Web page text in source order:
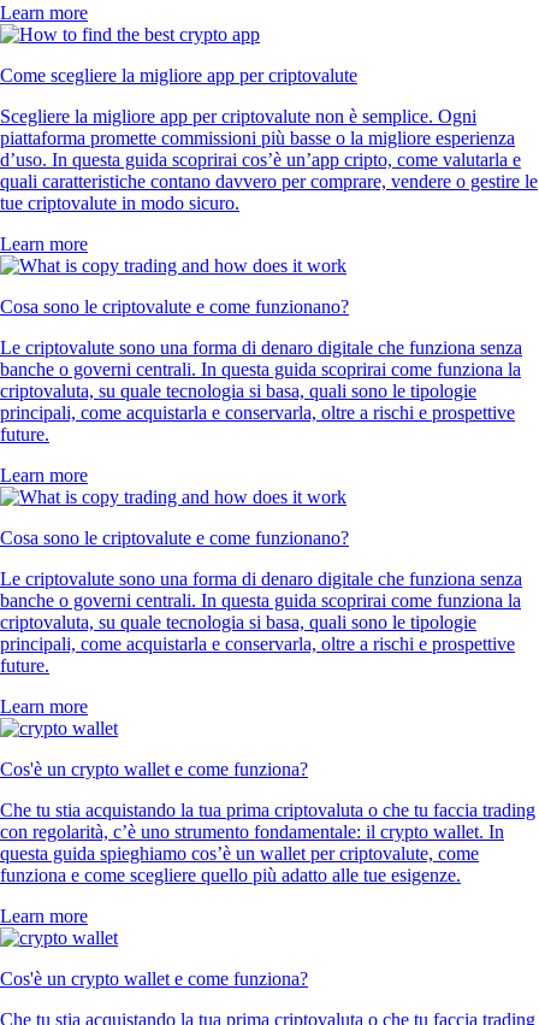
Learn more
Come scegliere la migliore app per criptovalute
Scegliere la migliore app per criptovalute non è semplice. Ogni
piattaforma promette commissioni più basse o la migliore esperienza
d’uso. In questa guida scoprirai cos’è un’app cripto, come valutarla e
quali caratteristiche contano davvero per comprare, vendere o gestire le
tue criptovalute in modo sicuro.
Learn more
Cosa sono le criptovalute e come funzionano?
Le criptovalute sono una forma di denaro digitale che funziona senza
banche o governi centrali. In questa guida scoprirai come funziona la
criptovaluta, su quale tecnologia si basa, quali sono le tipologie
principali, come acquistarla e conservarla, oltre a rischi e prospettive
future.
Learn more
Cosa sono le criptovalute e come funzionano?
Le criptovalute sono una forma di denaro digitale che funziona senza
banche o governi centrali. In questa guida scoprirai come funziona la
criptovaluta, su quale tecnologia si basa, quali sono le tipologie
principali, come acquistarla e conservarla, oltre a rischi e prospettive
future.
Learn more
Cos'è un crypto wallet e come funziona?
Che tu stia acquistando la tua prima criptovaluta o che tu faccia trading
con regolarità, c’è uno strumento fondamentale: il crypto wallet. In
questa guida spieghiamo cos’è un wallet per criptovalute, come
funziona e come scegliere quello più adatto alle tue esigenze.
Learn more
Cos'è un crypto wallet e come funziona?
Che tu stia acquistando la tua prima criptovaluta o che tu faccia trading